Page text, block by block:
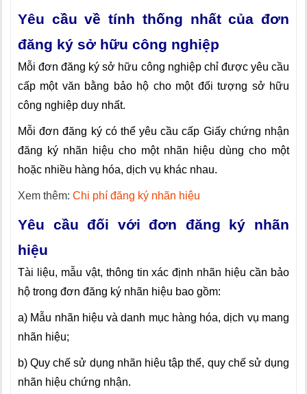
Yêu cầu về tính thống nhất của đơn
đăng ký sở hữu công nghiệp
Mỗi đơn đăng ký sở hữu công nghiệp chỉ được yêu cầu
cấp một văn bằng bảo hộ cho một đối tượng sở hữu
công nghiệp duy nhất.
Mỗi đơn đăng ký có thể yêu cầu cấp Giấy chứng nhận
đăng ký nhãn hiệu cho một nhãn hiệu dùng cho một
hoặc nhiều hàng hóa, dịch vụ khác nhau.
Xem thêm: Chi phí đăng ký nhãn hiệu
Yêu cầu đối với đơn đăng ký nhãn
hiệu
Tài liệu, mẫu vật, thông tin xác định nhãn hiệu cần bảo
hộ trong đơn đăng ký nhãn hiệu bao gồm:
a) Mẫu nhãn hiệu và danh mục hàng hóa, dịch vụ mang
nhãn hiệu;
b) Quy chế sử dụng nhãn hiệu tập thể, quy chế sử dụng
nhãn hiệu chứng nhận.